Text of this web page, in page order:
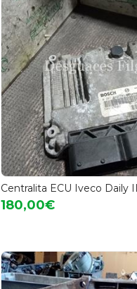
Centralita ECU Iveco Daily
180,00€